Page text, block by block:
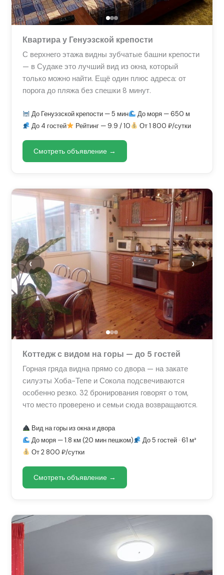
Квартира у Генуэзской крепости
С верхнего этажа видны зубчатые башни крепости
— в Судаке это лучший вид из окна, который
только можно найти. Ещё один плюс адреса: от
порога до пляжа без спешки 8 минут.
До Генуэзской крепости — 5 мин
До моря — 650 м
До 4 гостей
Рейтинг — 9.9 / 10 От 1 800 ₽/сутки
Смотреть объявление →
‹ ›
Коттедж с видом на горы — до 5 гостей
Горная гряда видна прямо со двора — на закате
силуэты Хоба-Тепе и Сокола подсвечиваются
особенно резко. 32 бронирования говорят о том,
что место проверено и семьи сюда возвращаются.
Вид на горы из окна и двора
До моря — 1.8 км (20 мин пешком)
До 5 гостей · 61 м²
От 2 800 ₽/сутки
Смотреть объявление →